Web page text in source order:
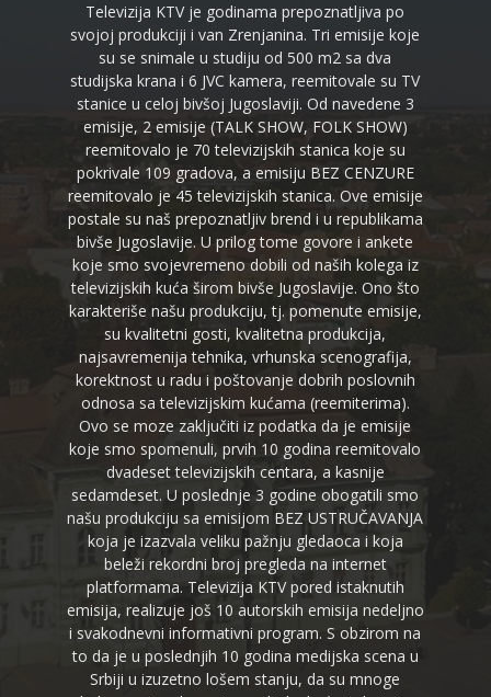
Televizija KTV je godinama prepoznatljiva po
svojoj produkciji i van Zrenjanina. Tri emisije koje
su se snimale u studiju od 500 m2 sa dva
studijska krana i 6 JVC kamera, reemitovale su TV
stanice u celoj bivšoj Jugoslaviji. Od navedene 3
emisije, 2 emisije (TALK SHOW, FOLK SHOW)
reemitovalo je 70 televizijskih stanica koje su
pokrivale 109 gradova, a emisiju BEZ CENZURE
reemitovalo je 45 televizijskih stanica. Ove emisije
postale su naš prepoznatljiv brend i u republikama
bivše Jugoslavije. U prilog tome govore i ankete
koje smo svojevremeno dobili od naših kolega iz
televizijskih kuća širom bivše Jugoslavije. Ono što
karakteriše našu produkciju, tj. pomenute emisije,
su kvalitetni gosti, kvalitetna produkcija,
najsavremenija tehnika, vrhunska scenografija,
korektnost u radu i poštovanje dobrih poslovnih
odnosa sa televizijskim kućama (reemiterima).
Ovo se moze zaključiti iz podatka da je emisije
koje smo spomenuli, prvih 10 godina reemitovalo
dvadeset televizijskih centara, a kasnije
sedamdeset. U poslednje 3 godine obogatili smo
našu produkciju sa emisijom BEZ USTRUČAVANJA
koja je izazvala veliku pažnju gledaoca i koja
beleži rekordni broj pregleda na internet
platformama. Televizija KTV pored istaknutih
emisija, realizuje još 10 autorskih emisija nedeljno
i svakodnevni informativni program. S obzirom na
to da je u poslednjih 10 godina medijska scena u
Srbiji u izuzetno lošem stanju, da su mnoge